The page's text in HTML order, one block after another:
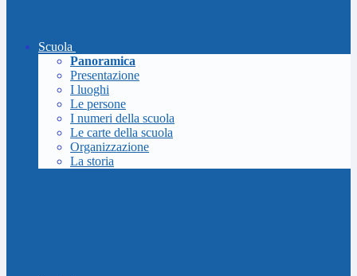
Scuola
Panoramica
Presentazione
I luoghi
Le persone
I numeri della scuola
Le carte della scuola
Organizzazione
La storia